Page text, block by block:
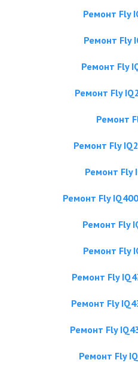
Ремонт Fly
Ремонт Fly
Ремонт Fly
Ремонт Fly
Ремонт
Ремонт Fly
Ремонт Fly
Ремонт Fly
Ремонт Fly
Ремонт Fly
Ремонт Fly
Ремонт Fly
Ремонт Fly
Ремонт Fly